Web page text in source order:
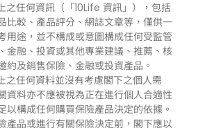
之任何資訊（「10Life 資訊」），包括
比較、產品評分、網誌文章等，僅供一
用途，並不構成或意圖構成任何受監管
金融、投資或其他專業建議、推薦、核
約及銷售保險、金融或投資產品。
之任何資料並沒有考慮閣下之個人需
資料亦不應被視為正在進行個人合適性
以構成任何購買保險產品決定的依據。
產品或進行有關保險決定前，閣下應以